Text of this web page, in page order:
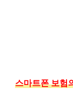
스마트폰 보험